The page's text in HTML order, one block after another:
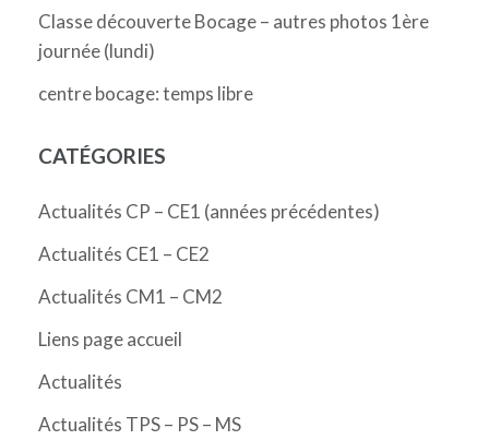
Classe découverte Bocage – autres photos 1ère
journée (lundi)
centre bocage: temps libre
CATÉGORIES
Actualités CP – CE1 (années précédentes)
Actualités CE1 – CE2
Actualités CM1 – CM2
Liens page accueil
Actualités
Actualités TPS – PS – MS